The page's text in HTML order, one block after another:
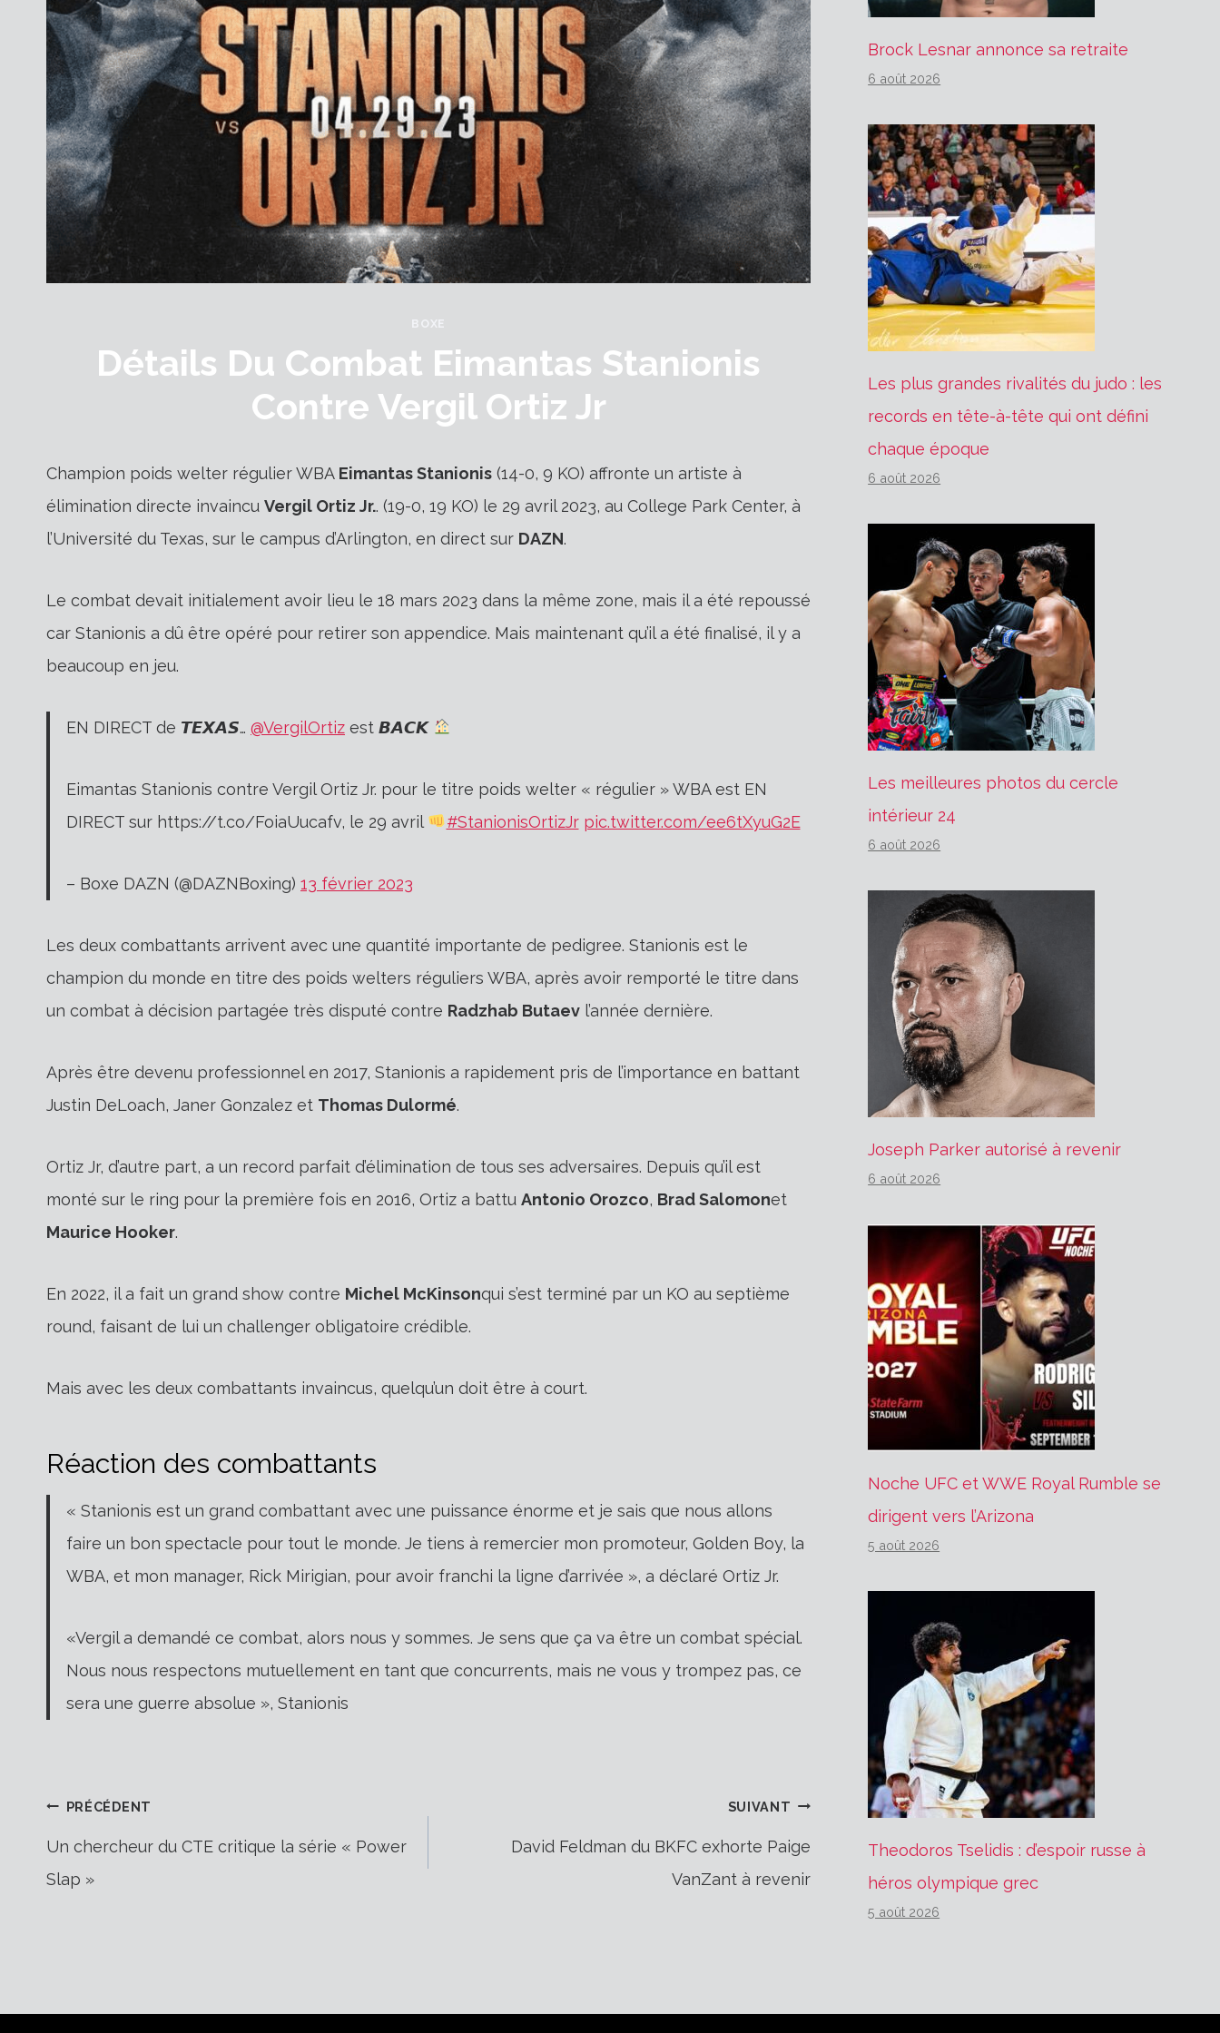
BOXE
Détails Du Combat Eimantas Stanionis
Contre Vergil Ortiz Jr
Champion poids welter régulier WBA Eimantas Stanionis (14-0, 9 KO) affronte un artiste à
élimination directe invaincu Vergil Ortiz Jr.. (19-0, 19 KO) le 29 avril 2023, au College Park Center, à
l’Université du Texas, sur le campus d’Arlington, en direct sur DAZN.
Le combat devait initialement avoir lieu le 18 mars 2023 dans la même zone, mais il a été repoussé
car Stanionis a dû être opéré pour retirer son appendice. Mais maintenant qu’il a été finalisé, il y a
beaucoup en jeu.
EN DIRECT de 𝙏𝙀𝙓𝘼𝙎… @VergilOrtiz est 𝘽𝘼𝘾𝙆
Eimantas Stanionis contre Vergil Ortiz Jr. pour le titre poids welter « régulier » WBA est EN
DIRECT sur https://t.co/FoiaUucafv, le 29 avril
#StanionisOrtizJr pic.twitter.com/ee6tXyuG2E
– Boxe DAZN (@DAZNBoxing) 13 février 2023
Les deux combattants arrivent avec une quantité importante de pedigree. Stanionis est le
champion du monde en titre des poids welters réguliers WBA, après avoir remporté le titre dans
un combat à décision partagée très disputé contre Radzhab Butaev l’année dernière.
Après être devenu professionnel en 2017, Stanionis a rapidement pris de l’importance en battant
Justin DeLoach, Janer Gonzalez et Thomas Dulormé.
Ortiz Jr, d’autre part, a un record parfait d’élimination de tous ses adversaires. Depuis qu’il est
monté sur le ring pour la première fois en 2016, Ortiz a battu Antonio Orozco, Brad Salomonet
Maurice Hooker.
En 2022, il a fait un grand show contre Michel McKinsonqui s’est terminé par un KO au septième
round, faisant de lui un challenger obligatoire crédible.
Mais avec les deux combattants invaincus, quelqu’un doit être à court.
Réaction des combattants
« Stanionis est un grand combattant avec une puissance énorme et je sais que nous allons
faire un bon spectacle pour tout le monde. Je tiens à remercier mon promoteur, Golden Boy, la
WBA, et mon manager, Rick Mirigian, pour avoir franchi la ligne d’arrivée », a déclaré Ortiz Jr.
«Vergil a demandé ce combat, alors nous y sommes. Je sens que ça va être un combat spécial.
Nous nous respectons mutuellement en tant que concurrents, mais ne vous y trompez pas, ce
sera une guerre absolue », Stanionis
Navigation
PRÉCÉDENT
Un chercheur du CTE critique la série « Power
Slap »
SUIVANT
David Feldman du BKFC exhorte Paige
VanZant à revenir
Brock Lesnar annonce sa retraite
6 août 2026
Les plus grandes rivalités du judo : les
records en tête-à-tête qui ont défini
chaque époque
6 août 2026
Les meilleures photos du cercle
intérieur 24
6 août 2026
Joseph Parker autorisé à revenir
6 août 2026
Noche UFC et WWE Royal Rumble se
dirigent vers l’Arizona
5 août 2026
Theodoros Tselidis : d’espoir russe à
héros olympique grec
5 août 2026